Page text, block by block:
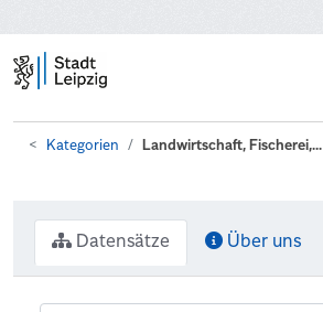
Kategorien Landwirtschaft, Fischerei,...
Datensätze Über uns